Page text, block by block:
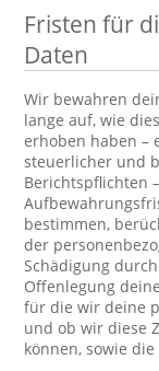
Fristen für
Daten
Wir bewahren
lange auf, wie
erhoben haben –
steuerlicher und
Berichtspflichten
bestimmen,
der
Schädigung
Offenlegung
für die wir deine
und ob wir diese
können, sowie